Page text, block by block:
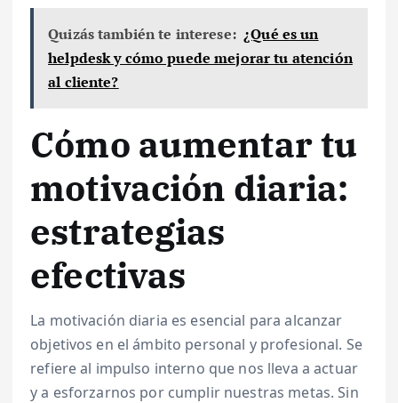
Quizás también te interese: ¿Qué es un
helpdesk y cómo puede mejorar tu atención
al cliente?
Cómo aumentar tu
motivación diaria:
estrategias
efectivas
La motivación diaria es esencial para alcanzar
objetivos en el ámbito personal y profesional. Se
refiere al impulso interno que nos lleva a actuar
y a esforzarnos por cumplir nuestras metas. Sin